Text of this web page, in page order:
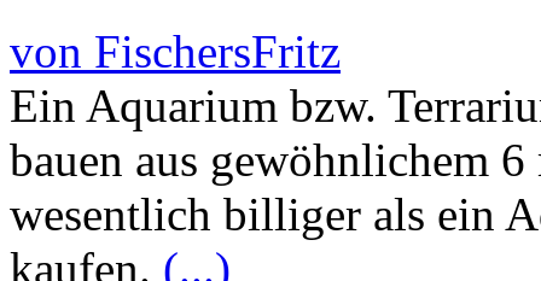
von FischersFritz
Ein Aquarium bzw.
bauen aus gewöhnlichem
wesentlich billiger als ein
kaufen. (...)